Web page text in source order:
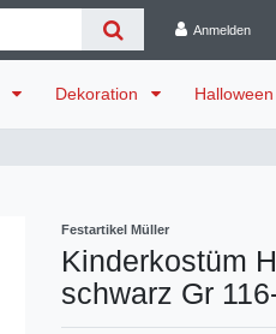
Anmelden
Dekoration Halloween
Festartikel Müller
Kinderkostüm
schwarz Gr